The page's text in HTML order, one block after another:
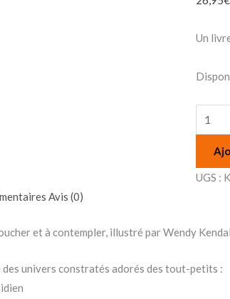
Un
UGS :
Avis (0)
et à contempler, illustré par Wendy
des univers constratés adorés des tout-petits :